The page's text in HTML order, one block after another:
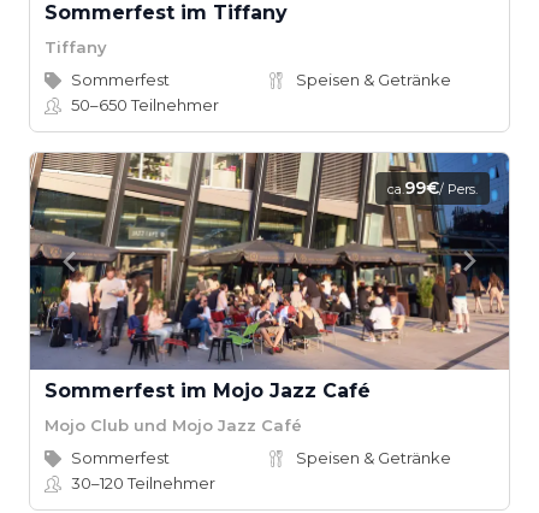
Sommerfest im Tiffany
Tiffany
Sommerfest
Speisen & Getränke
50–650Teilnehmer
ca.99€/ Pers.
Sommerfest im Mojo Jazz Café
Mojo Club und Mojo Jazz Café
Sommerfest
Speisen & Getränke
30–120Teilnehmer